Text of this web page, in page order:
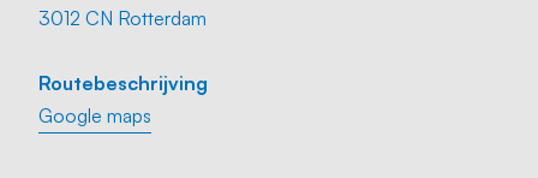
3012 CN Rotterdam
Routebeschrijving
Google maps